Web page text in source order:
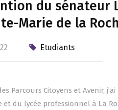
du sénateur
Marie de la
Etudiants
Parcours Citoyens et Avenir,
et du lycée professionnel à La